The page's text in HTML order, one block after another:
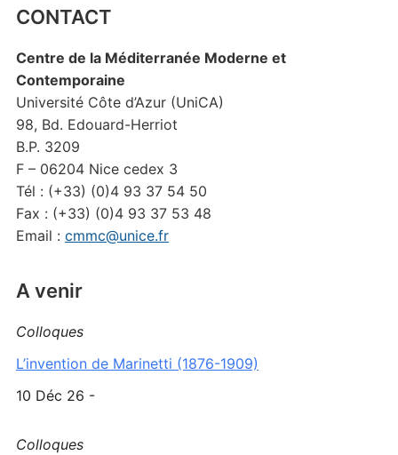
CONTACT
Centre de la Méditerranée Moderne et
Contemporaine
Université Côte d’Azur (UniCA)
98, Bd. Edouard-Herriot
B.P. 3209
F – 06204 Nice cedex 3
Tél : (+33) (0)4 93 37 54 50
Fax : (+33) (0)4 93 37 53 48
Email : cmmc@unice.fr
A venir
Colloques
L’invention de Marinetti (1876-1909)
10 Déc 26 -
Colloques